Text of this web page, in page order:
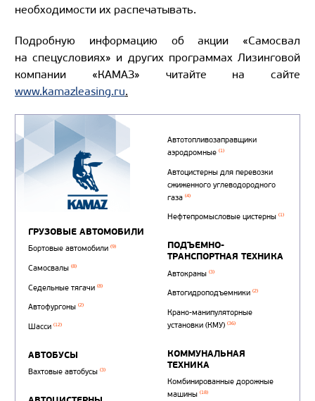
необходимости их распечатывать.
Подробную информацию об акции «Самосвал
на спецусловиях» и других программах Лизинговой
компании «КАМАЗ» читайте на сайте
www.kamazleasing.ru.